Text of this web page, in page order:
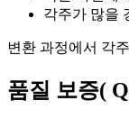
각주가 많을
변환 과정에서 각
품질 보증(